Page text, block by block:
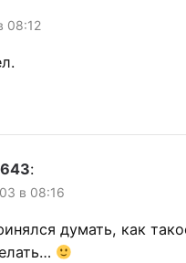
08:12
:
в 08:16
думать, как